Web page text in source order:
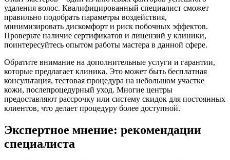
удаления волос. Квалифицированный специалист сможет
правильно подобрать параметры воздействия,
минимизировать дискомфорт и риск побочных эффектов.
Проверьте наличие сертификатов и лицензий у клиники,
поинтересуйтесь опытом работы мастера в данной сфере.
Обратите внимание на дополнительные услуги и гарантии,
которые предлагает клиника. Это может быть бесплатная
консультация, тестовая процедура на небольшом участке
кожи, послепроцедурный уход. Многие центры
предоставляют рассрочку или систему скидок для постоянных
клиентов, что делает процедуру более доступной.
Экспертное мнение: рекомендации
специалиста